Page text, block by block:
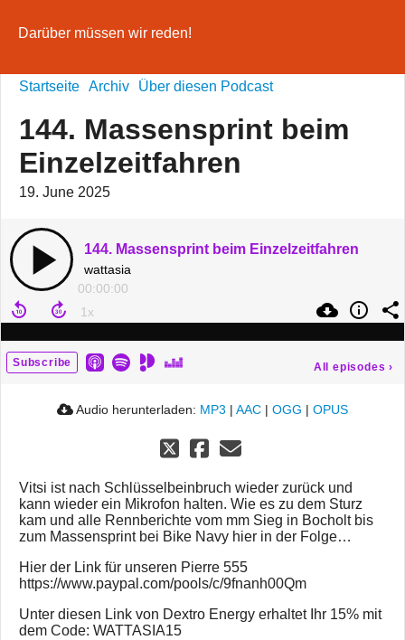
Darüber müssen wir reden!
Startseite Archiv Über diesen Podcast
144. Massensprint beim
Einzelzeitfahren
19. June 2025
144. Massensprint beim Einzelzeitfahren
wattasia
00:00:00
Subscribe All episodes ›
Audio herunterladen: MP3 | AAC | OGG | OPUS
Vitsi ist nach Schlüsselbeinbruch wieder zurück und
kann wieder ein Mikrofon halten. Wie es zu dem Sturz
kam und alle Rennberichte vom mm Sieg in Bocholt bis
zum Massensprint bei Bike Navy hier in der Folge…
Hier der Link für unseren Pierre 555
https://www.paypal.com/pools/c/9fnanh00Qm
Unter diesen Link von Dextro Energy erhaltet Ihr 15% mit
dem Code: WATTASIA15